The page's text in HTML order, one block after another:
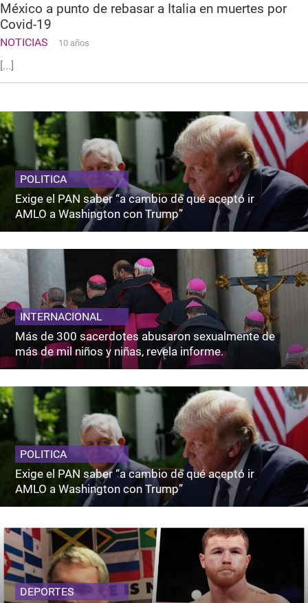
México a punto de rebasar a Italia en muertes por
Covid-19
NOTICIAS 10 años
[...]
POLITICA
Exige el PAN saber “a cambio de qué aceptó ir
AMLO a Washington con Trump”
INTERNACIONAL
Más de 300 sacerdotes abusaron sexualmente de
más de mil niños y niñas, revela informe.
POLITICA
Exige el PAN saber “a cambio de qué aceptó ir
AMLO a Washington con Trump”
DEPORTES